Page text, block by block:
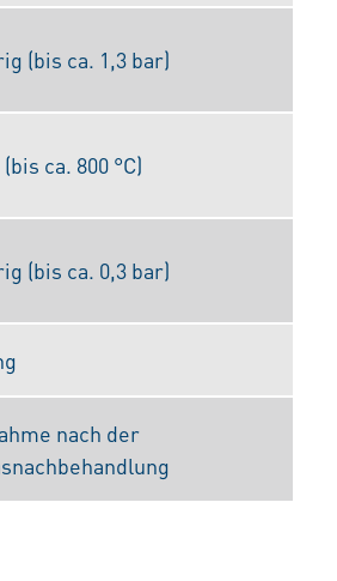
(bis ca. 1,3 bar)
ca. 800 °C)
(bis ca. 0,3 bar)
nach der